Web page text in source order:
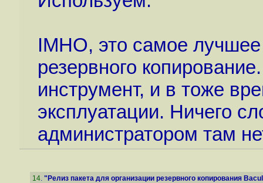
IMHO, это самое
резервного
инструмент, и в тоже
эксплуатации. Ничего
администратором там
14. "Релиз пакета для организации резервного копирования